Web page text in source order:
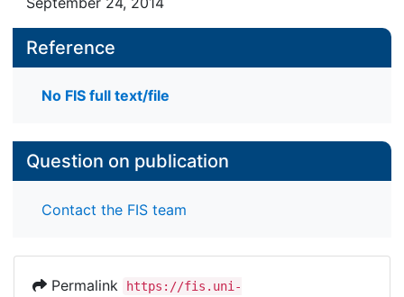
Reference
No FIS full text/file
Question on publication
Contact the FIS team
Permalink
https://fis.uni-